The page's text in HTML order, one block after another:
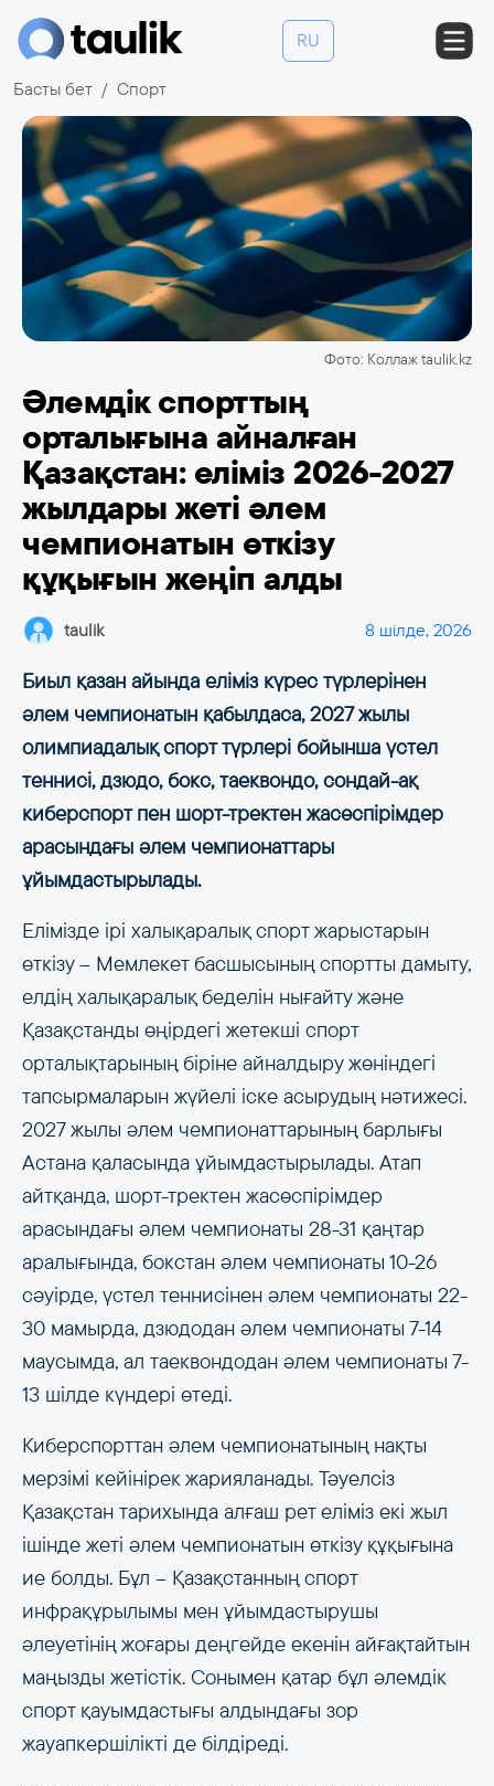
RU
Басты бет Спорт
Фото: Коллаж taulik.kz
Әлемдік спорттың
орталығына айналған
Қазақстан: еліміз 2026-2027
жылдары жеті әлем
чемпионатын өткізу
құқығын жеңіп алды
taulik 8 шілде, 2026
Биыл қазан айында еліміз күрес түрлерінен
әлем чемпионатын қабылдаса, 2027 жылы
олимпиадалық спорт түрлері бойынша үстел
теннисі, дзюдо, бокс, таеквондо, сондай-ақ
киберспорт пен шорт-тректен жасөспірімдер
арасындағы әлем чемпионаттары
ұйымдастырылады.
Елімізде ірі халықаралық спорт жарыстарын
өткізу – Мемлекет басшысының спортты дамыту,
елдің халықаралық беделін нығайту және
Қазақстанды өңірдегі жетекші спорт
орталықтарының біріне айналдыру жөніндегі
тапсырмаларын жүйелі іске асырудың нәтижесі.
2027 жылы әлем чемпионаттарының барлығы
Астана қаласында ұйымдастырылады. Атап
айтқанда, шорт-тректен жасөспірімдер
арасындағы әлем чемпионаты 28-31 қаңтар
аралығында, бокстан әлем чемпионаты 10-26
сәуірде, үстел теннисінен әлем чемпионаты 22-
30 мамырда, дзюдодан әлем чемпионаты 7-14
маусымда, ал таеквондодан әлем чемпионаты 7-
13 шілде күндері өтеді.
Киберспорттан әлем чемпионатының нақты
мерзімі кейінірек жарияланады. Тәуелсіз
Қазақстан тарихында алғаш рет еліміз екі жыл
ішінде жеті әлем чемпионатын өткізу құқығына
ие болды. Бұл – Қазақстанның спорт
инфрақұрылымы мен ұйымдастырушы
әлеуетінің жоғары деңгейде екенін айғақтайтын
маңызды жетістік. Сонымен қатар бұл әлемдік
спорт қауымдастығы алдындағы зор
жауапкершілікті де білдіреді.